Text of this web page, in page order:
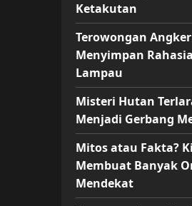
Ketakutan
Terowongan
Menyimpan
Lampau
Misteri Hutan
Menjadi Gerbang
Mitos atau Fakta?
Membuat Banyak
Mendekat